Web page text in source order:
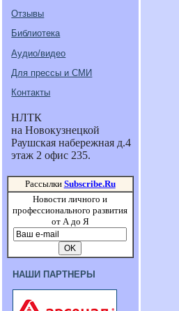
Отзывы
Библиотека
Аудио/видео
Для прессы и СМИ
Контакты
НЛТК
на Новокузнецкой
Раушская набережная д.4
этаж 2 офис 235.
Рассылки Subscribe.Ru
Новости личного и
профессионального развития
от А до Я
НАШИ ПАРТНЕРЫ